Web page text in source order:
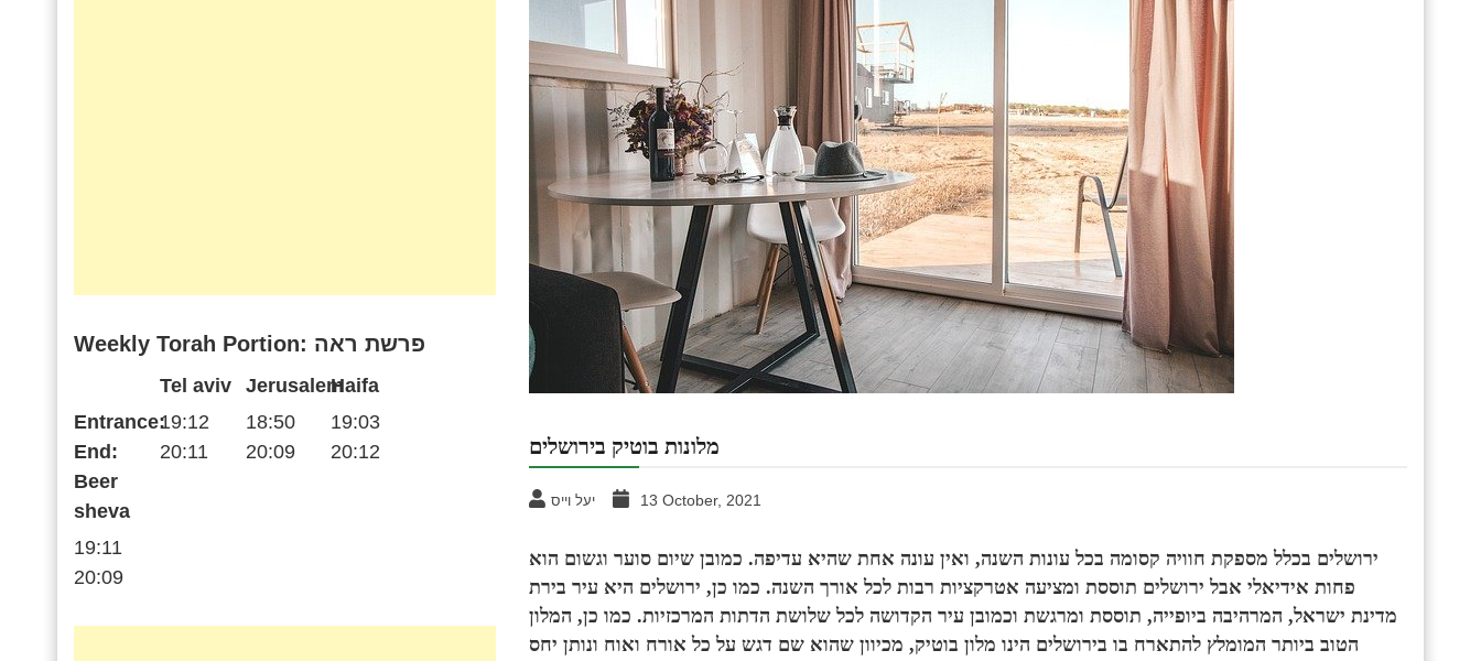
מלונות בוטיק בירושלים
יעל וייס 13 October, 2021
ירושלים בכלל מספקת חוויה קסומה בכל עונות השנה, ואין עונה אחת שהיא עדיפה. כמובן שיום סוער וגשום הוא
פחות אידיאלי אבל ירושלים תוססת ומציעה אטרקציות רבות לכל אורך השנה. כמו כן, ירושלים היא עיר בירת
מדינת ישראל, המרהיבה ביופייה, תוססת ומרגשת וכמובן עיר הקדושה לכל שלושת הדתות המרכזיות. כמו כן, המלון
הטוב ביותר המומלץ להתארח בו בירושלים הינו מלון בוטיק, מכיוון שהוא שם דגש על כל אורח ואוח ונותן יחס
Weekly Torah Portion: פרשת ראה
Entrance:
End:
Tel aviv
19:12
20:11
Jerusalem
18:50
20:09
Haifa
19:03
20:12
Beer
sheva
19:11
20:09